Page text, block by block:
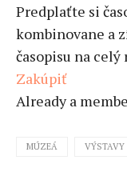
Predplaťte si
kombinovane a
časopisu na celý
Zakúpiť
Already a
MÚZEÁ VÝSTAVY